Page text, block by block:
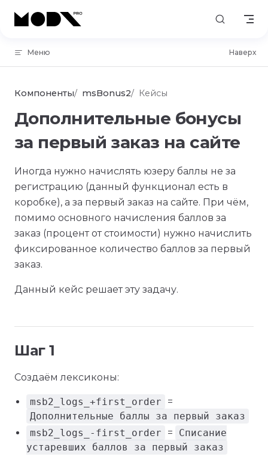
Skip to content
Меню Наверх
Компоненты msBonus2 Кейсы
Дополнительные бонусы
за первый заказ на сайте
Иногда нужно начислять юзеру баллы не за
регистрацию (данный функционал есть в
коробке), а за первый заказ на сайте. При чём,
помимо основного начисления баллов за
заказ (процент от стоимости) нужно начислить
фиксированное количество баллов за первый
заказ.
Данный кейс решает эту задачу.
Шаг 1
Создаём лексиконы:
msb2_logs_+first_order
=
Дополнительные баллы за первый заказ
msb2_logs_-first_order
=
Списание
устаревших баллов за первый заказ